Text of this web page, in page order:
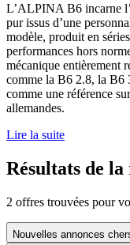
L’ALPINA B6 incarne
pur issus d’une
modèle, produit en
performances hors
mécanique entièrement
comme la B6 2.8, la B6
comme une référence
allemandes.
Lire la suite
Résultats de la
2 offres trouvées pour
Nouvelles annonces